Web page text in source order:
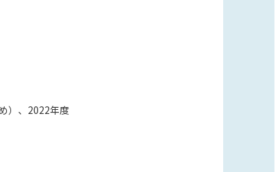
）、2022年度